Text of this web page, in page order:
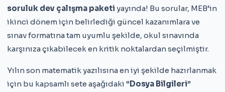
soruluk dev çalışma paketi yayında! Bu sorular, MEB’in
ikinci dönem için belirlediği güncel kazanımlara ve
sınav formatına tam uyumlu şekilde, okul sınavında
karşınıza çıkabilecek en kritik noktalardan seçilmiştir.
Yılın son matematik yazılısına en iyi şekilde hazırlanmak
için bu kapsamlı sete aşağıdaki “Dosya Bilgileri”